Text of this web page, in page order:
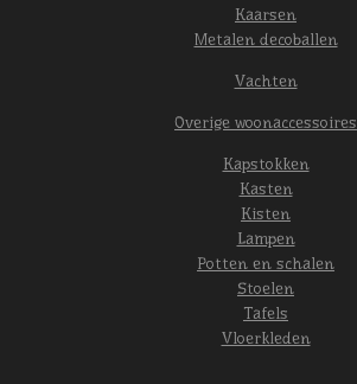
Kaarsen
Metalen decoballen
Vachten
Overige woonaccessoires
Kapstokken
Kasten
Kisten
Lampen
Potten en schalen
Stoelen
Tafels
Vloerkleden